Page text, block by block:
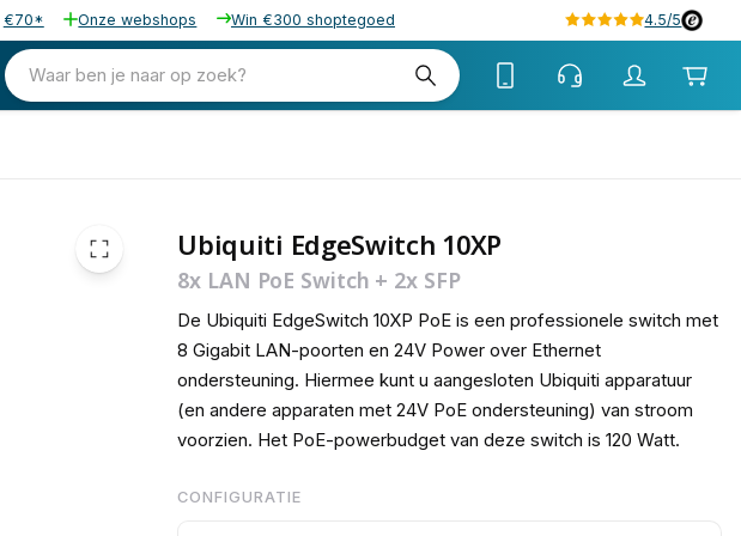
€70* Onze webshops Win €300 shoptegoed 4.5/5
Waar ben je naar op zoek?
Ubiquiti EdgeSwitch 10XP
8x LAN PoE Switch + 2x SFP
De Ubiquiti EdgeSwitch 10XP PoE is een professionele switch met
8 Gigabit LAN-poorten en 24V Power over Ethernet
ondersteuning. Hiermee kunt u aangesloten Ubiquiti apparatuur
(en andere apparaten met 24V PoE ondersteuning) van stroom
voorzien. Het PoE-powerbudget van deze switch is 120 Watt.
CONFIGURATIE
181,82 excl. btw
220,00 incl. btw